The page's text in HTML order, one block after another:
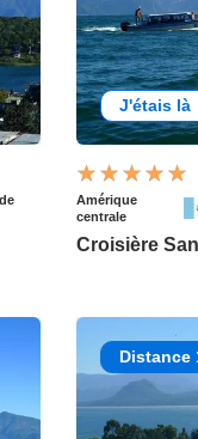
J'étais là
Amérique
centrale
Croisière
Distance